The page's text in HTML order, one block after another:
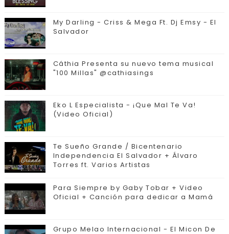
My Darling - Criss & Mega Ft. Dj Emsy - El
Salvador
Cáthia Presenta su nuevo tema musical
"100 Millas" @cathiasings
Eko L Especialista - ¡Que Mal Te Va!
(Video Oficial)
Te Sueño Grande / Bicentenario
Independencia El Salvador + Álvaro
Torres ft. Varios Artistas
Para Siempre by Gaby Tobar + Video
Oficial + Canción para dedicar a Mamá
Grupo Melao Internacional - El Micon De